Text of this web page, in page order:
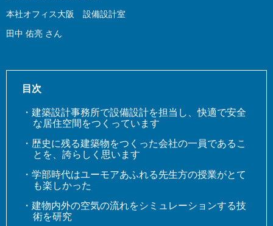
本社オフィス大阪 設備設計室
田中 佑亮 さん
目次
・建築設計事務所で設備設計を担当し、快適で安全
な居住空間をつくっています
・歴史に残る建築物をつくった会社の一員であるこ
とを、誇らしく思います
・学部時代はユーモアあふれる先生方の授業がとて
も楽しかった
・建物内外の空気の流れをシミュレーションする技
術を研究